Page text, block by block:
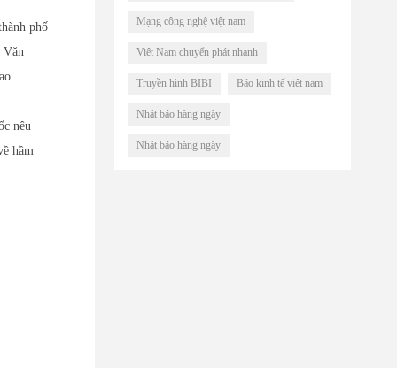
phố
Văn
nêu
hầm
Mạng công nghệ việt nam
Việt Nam chuyển phát nhanh
Truyền hình BIBI Báo kinh tế việt nam
Nhật báo hàng ngày
Nhật báo hàng ngày